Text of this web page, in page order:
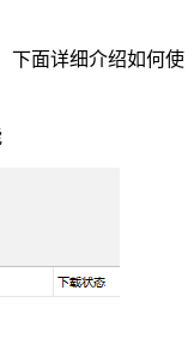
下面详细介绍如何使